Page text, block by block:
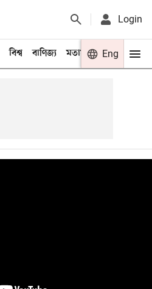
Login
বিশ্ব বাণিজ্য মতামত খেলা
Eng